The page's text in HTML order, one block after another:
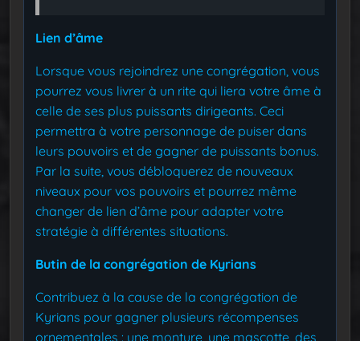
Lien d’âme
Lorsque vous rejoindrez une congrégation, vous
pourrez vous livrer à un rite qui liera votre âme à
celle de ses plus puissants dirigeants. Ceci
permettra à votre personnage de puiser dans
leurs pouvoirs et de gagner de puissants bonus.
Par la suite, vous débloquerez de nouveaux
niveaux pour vos pouvoirs et pourrez même
changer de lien d’âme pour adapter votre
stratégie à différentes situations.
Butin de la congrégation de Kyrians
Contribuez à la cause de la congrégation de
Kyrians pour gagner plusieurs récompenses
ornementales : une monture, une mascotte, des